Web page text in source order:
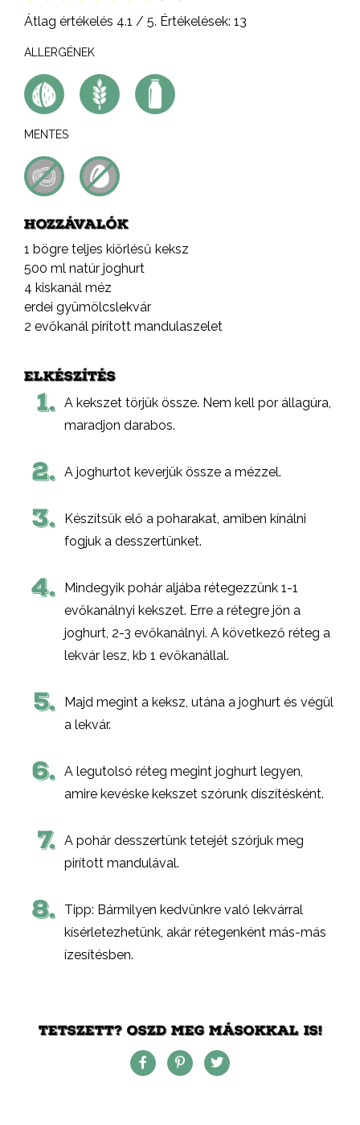
Átlag értékelés 4.1 / 5. Értékelések: 13
ALLERGÉNEK
MENTES
HOZZÁVALÓK
1 bögre teljes kiőrlésű keksz
500 ml natúr joghurt
4 kiskanál méz
erdei gyümölcslekvár
2 evőkanál pirított mandulaszelet
ELKÉSZÍTÉS
1. A kekszet törjük össze. Nem kell por állagúra,
maradjon darabos.
2. A joghurtot keverjük össze a mézzel.
3.
Készítsük elő a poharakat, amiben kínálni
fogjuk a desszertünket.
4.
Mindegyik pohár aljába rétegezzünk 1-1
evőkanálnyi kekszet. Erre a rétegre jön a
joghurt, 2-3 evőkanálnyi. A következő réteg a
lekvár lesz, kb 1 evőkanállal.
5.
Majd megint a keksz, utána a joghurt és végül
a lekvár.
6. A legutolsó réteg megint joghurt legyen,
amire kevéske kekszet szórunk díszítésként.
7. A pohár desszertünk tetejét szórjuk meg
pirított mandulával.
8. Tipp: Bármilyen kedvünkre való lekvárral
kísérletezhetünk, akár rétegenként más-más
ízesítésben.
TETSZETT? OSZD MEG MÁSOKKAL IS!